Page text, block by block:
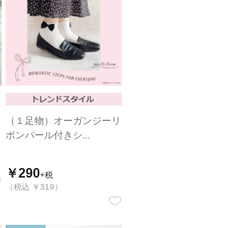
（１足物）オーガンジーリ
ボンパール付きシ...
￥290+税
（税込 ￥319）